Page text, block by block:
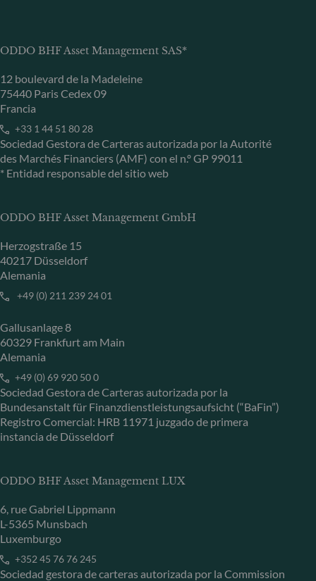
ODDO BHF Asset Management SAS*
12 boulevard de la Madeleine
75440 Paris Cedex 09
Francia
+33 1 44 51 80 28
Sociedad Gestora de Carteras autorizada por la Autorité
des Marchés Financiers (AMF) con el n.º GP 99011
* Entidad responsable del sitio web
ODDO BHF Asset Management GmbH
Herzogstraße 15
40217 Düsseldorf
Alemania
+49 (0) 211 239 24 01
Gallusanlage 8
60329 Frankfurt am Main
Alemania
+49 (0) 69 920 50 0
Sociedad Gestora de Carteras autorizada por la
Bundesanstalt für Finanzdienstleistungsaufsicht (“BaFin”)
Registro Comercial: HRB 11971 juzgado de primera
instancia de Düsseldorf
ODDO BHF Asset Management LUX
6, rue Gabriel Lippmann
L-5365 Munsbach
Luxemburgo
+352 45 76 76 245
Sociedad gestora de carteras autorizada por la Commission